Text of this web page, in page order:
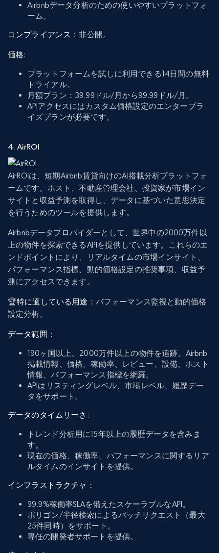
Airbnbデータ分析のための使いやすいプラットフォ
ーム。
コンプライアンス ：非公開。
価格:
プラットフォームを試しに利用できる14日間の無料
トライアル。
月額プラン：39.99ドル/月から99.99ドル/月。
APIアクセスにはカスタム価格設定のエンタープラ
イズプランが必要です。
4. AirROI
AirROIは、短期Airbnb賃貸向けのAI搭載分析プラットフォ
ームです。ホスト、不動産管理会社、投資家が市場イン
サイトと収益予測を取得し、データに基づいた意思決定
を行うためのツールを提供します。
Airbnbデータプロバイダーとして、世界中の2000万件以
上の物件を探索できるAPIを提供しています。これらのエ
ンドポイントにより、リアルタイムの市場インサイト、
パフォーマンス指標、動的価格設定の推奨事項、収益予
測にアクセスできます。
🏆特に適している用途 ：パフォーマンス監視と動的価格
設定分析。
データ範囲 ：
190ヶ国以上、2000万件以上の物件を追跡。Airbnb
掲載情報、価格、稼働率、レビュー、設備、ホスト
情報、パフォーマンス指標を網羅。
APIはリスティングレベル、市場レベル、履歴デー
タをサポート。
データのタイムリーさ :
トレンド分析用に15年以上の履歴データを含みま
す。
現在の価格、稼働率、パフォーマンスに関するリア
ルタイムのインサイトを提供。
インフラストラクチャ ：
99.9%稼働率SLAを備えたスケーラブルなAPI。
ポリゴン/半径検索によるバッチリクエスト（最大
25件同時）をサポート。
専任の開発者サポートを提供。